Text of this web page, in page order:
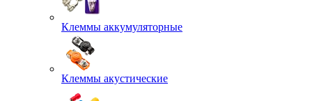
Клеммы аккумуляторные
Клеммы акустические